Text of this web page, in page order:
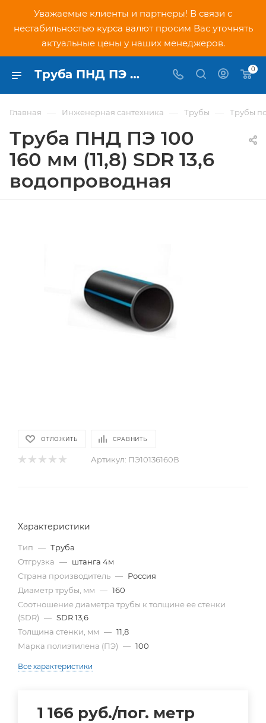
Уважаемые клиенты и партнеры! В связи с
нестабильностью курса валют просим Вас уточнять
актуальные цены у наших менеджеров.
Труба ПНД ПЭ 100 160 мм (11,8) SDR 13,6 водопроводная - купить по низкой цене в Москве, интернет-магазин PNDtech.ru 0
Главная — Инженерная сантехника — Трубы — Трубы
Труба ПНД ПЭ 100
160 мм (11,8) SDR 13,6
водопроводная
ОТЛОЖИТЬ СРАВНИТЬ
Артикул: ПЭ10136160В
Характеристики
Тип — Труба
Отгрузка — штанга 4м
Страна производитель — Россия
Диаметр трубы, мм — 160
Cоотношение диаметра трубы к толщине ее стенки
(SDR) — SDR 13,6
Толщина стенки, мм — 11,8
Марка полиэтилена (ПЭ) — 100
Все характеристики
1 166 руб./пог. метр